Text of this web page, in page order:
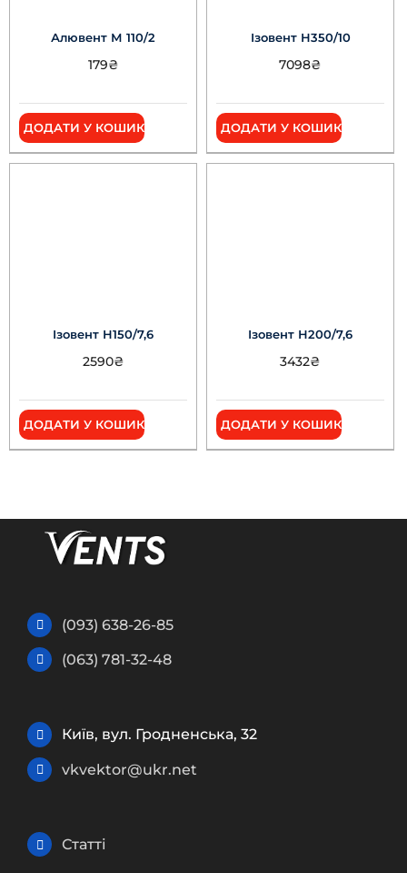
Алювент М 110/2
179₴
ДОДАТИ У КОШИК
Ізовент Н350/10
7098₴
ДОДАТИ У КОШИК
Ізовент Н150/7,6
2590₴
ДОДАТИ У КОШИК
Ізовент Н200/7,6
3432₴
ДОДАТИ У КОШИК
(093) 638-26-85
(063) 781-32-48
Київ, вул. Гродненська, 32
vkvektor@ukr.net
Статті